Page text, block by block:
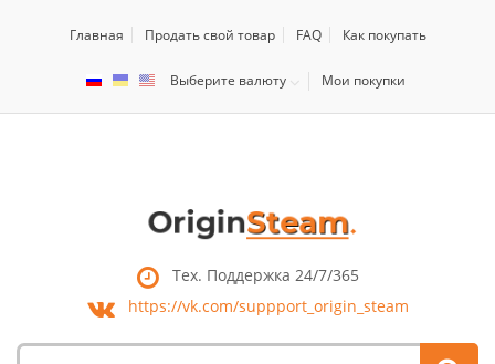
Главная Продать свой товар FAQ Как покупать
Выберите валюту Мои покупки
Тех. Поддержка 24/7/365
https://vk.com/suppport_origin_steam